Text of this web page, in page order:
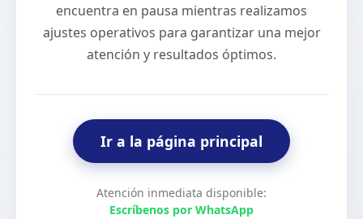
encuentra en pausa mientras realizamos
ajustes operativos para garantizar una mejor
atención y resultados óptimos.
Ir a la página principal
Atención inmediata disponible:
Escríbenos por WhatsApp